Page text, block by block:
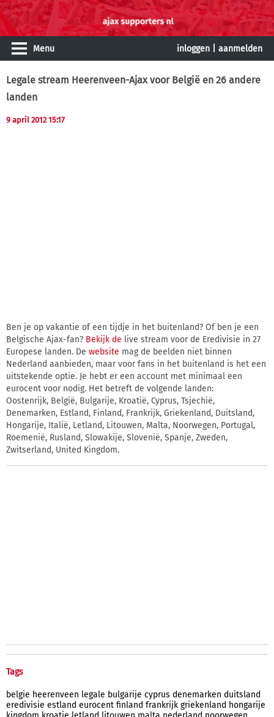
Menu inloggen aanmelden
Legale stream Heerenveen-Ajax voor België en 26 andere
landen
9 april 2012 15:17
Ben je op vakantie of een tijdje in het buitenland? Of ben je een
Belgische Ajax-fan? Bekijk de live stream voor de Eredivisie in 27
Europese landen. De website mag de beelden niet binnen
Nederland aanbieden, maar voor fans in het buitenland is het een
uitstekende optie. Je hebt er een account met minimaal een
eurocent voor nodig. Het betreft de volgende landen:
Oostenrijk, België, Bulgarije, Kroatië, Cyprus, Tsjechië,
Denemarken, Estland, Finland, Frankrijk, Griekenland, Duitsland,
Hongarije, Italië, Letland, Litouwen, Malta, Noorwegen, Portugal,
Roemenië, Rusland, Slowakije, Slovenië, Spanje, Zweden,
Zwitserland, United Kingdom.
Tags
belgie heerenveen legale bulgarije cyprus denemarken duitsland
eredivisie estland eurocent finland frankrijk griekenland hongarije